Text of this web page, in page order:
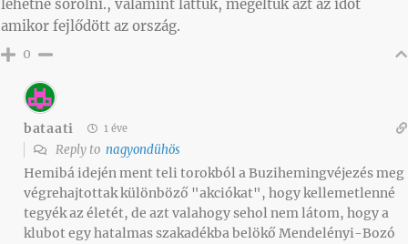
lehetne sorolni., valamint láttuk, megéltük azt az időt
amikor fejlődött az ország.
0
bataati 1 éve
Reply to nagyondühös
Hemibá idején ment teli torokból a Buzihemingvéjezés meg
végrehajtottak különböző "akciókat", hogy kellemetlenné
tegyék az életét, de azt valahogy sehol nem látom, hogy a
klubot egy hatalmas szakadékba belökő Mendelényi-Bozó